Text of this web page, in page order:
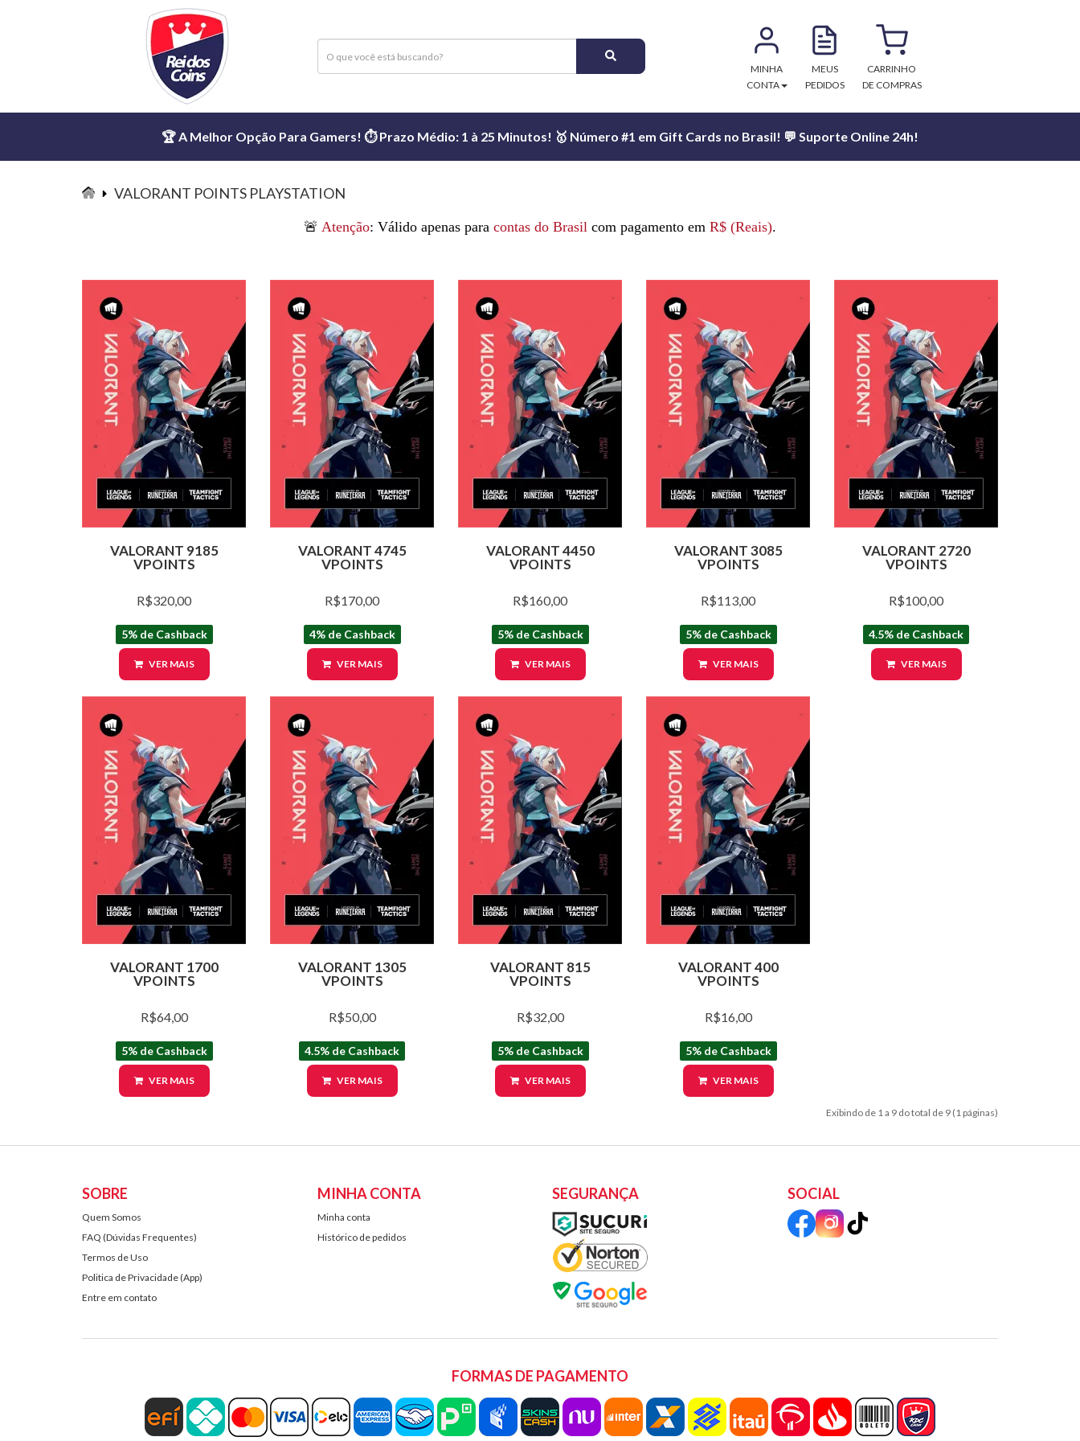
MINHA
CONTA
MEUS
PEDIDOS
CARRINHO
DE COMPRAS
🏆 A Melhor Opção Para Gamers! ⏱️ Prazo Médio: 1 à 25 Minutos! 🥇 Número #1 em Gift Cards no Brasil! 💬 Suporte Online 24h!
VALORANT POINTS PLAYSTATION
🚨 Atenção: Válido apenas para contas do Brasil com pagamento em R$ (Reais).
VALORANT 9185
VPOINTS
R$320,00
5% de Cashback
VER MAIS
VALORANT 4745
VPOINTS
R$170,00
4% de Cashback
VER MAIS
VALORANT 4450
VPOINTS
R$160,00
5% de Cashback
VER MAIS
VALORANT 3085
VPOINTS
R$113,00
5% de Cashback
VER MAIS
VALORANT 2720
VPOINTS
R$100,00
4.5% de Cashback
VER MAIS
VALORANT 1700
VPOINTS
R$64,00
5% de Cashback
VER MAIS
VALORANT 1305
VPOINTS
R$50,00
4.5% de Cashback
VER MAIS
VALORANT 815
VPOINTS
R$32,00
5% de Cashback
VER MAIS
VALORANT 400
VPOINTS
R$16,00
5% de Cashback
VER MAIS
Exibindo de 1 a 9 do total de 9 (1 páginas)
SOBRE
Quem Somos
FAQ (Dúvidas Frequentes)
Termos de Uso
Politica de Privacidade (App)
Entre em contato
MINHA CONTA
Minha conta
Histórico de pedidos
SEGURANÇA SOCIAL
FORMAS DE PAGAMENTO